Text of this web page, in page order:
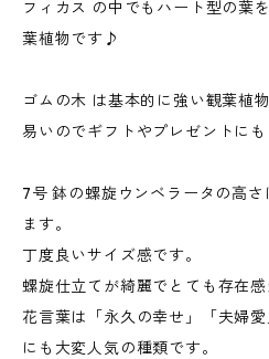
フィカス の中でもハート型の葉
葉植物です♪
ゴムの木 は基本的に強い観葉植
易いのでギフトやプレゼントにも
7号 鉢の螺旋ウンベラータの高
ます。
丁度良いサイズ感です。
螺旋仕立てが綺麗でとても存在
花言葉は「永久の幸せ」「夫婦
にも大変人気の種類です。